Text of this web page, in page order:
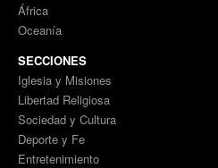
África
Oceanía
SECCIONES
Iglesia y Misiones
Libertad Religiosa
Sociedad y Cultura
Deporte y Fe
Entretenimiento